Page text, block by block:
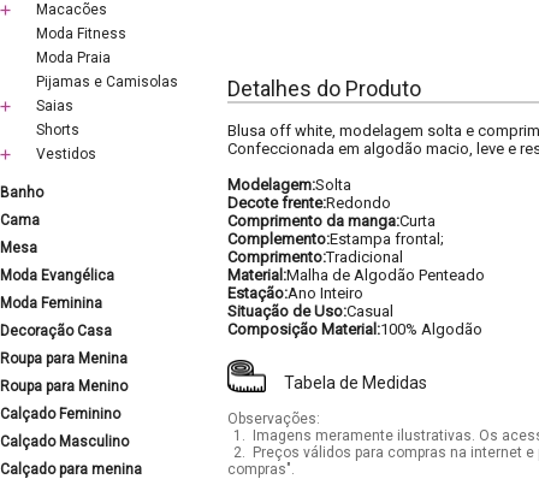
Macacões
Moda Fitness
Moda Praia
Pijamas e Camisolas
Saias
Shorts
Vestidos
Banho
Cama
Mesa
Moda Evangélica
Moda Feminina
Decoração Casa
Roupa para Menina
Roupa para Menino
Calçado Feminino
Calçado Masculino
Calçado para menina
Detalhes do Produto
Blusa off white, modelagem solta e
Confeccionada em algodão macio, leve e
Modelagem:Solta
Decote frente:Redondo
Comprimento da manga:Curta
Complemento:Estampa frontal;
Comprimento:Tradicional
Material:Malha de Algodão Penteado
Estação:Ano Inteiro
Situação de Uso:Casual
Composição Material:100% Algodão
Tabela de Medidas
Observações:
1.
Imagens meramente ilustrativas. Os
2.
Preços válidos para compras na internet
compras".